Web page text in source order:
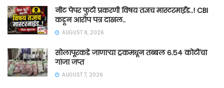
नीट पेपर फुटी प्रकरणी विषय तज्ञच मास्टरमाईंड..! CBI
कडून आरोप पत्र दाखल..
AUGUST 8, 2026
सोलापूरकडे जाणाऱ्या ट्रकमधून तब्बल ६.५४ कोटींचा
गांजा जप्त
AUGUST 7, 2026